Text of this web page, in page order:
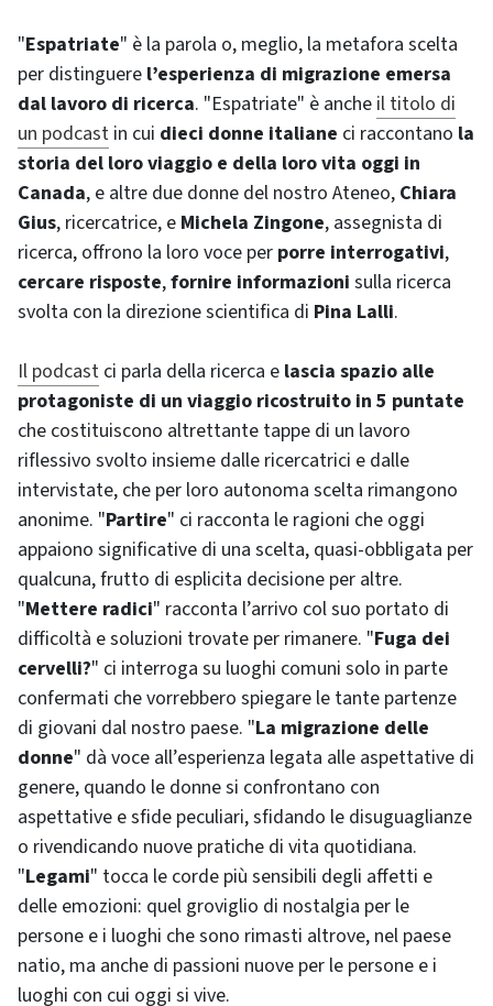
"Espatriate" è la parola o, meglio, la metafora scelta
per distinguere l’esperienza di migrazione emersa
dal lavoro di ricerca. "Espatriate" è anche il titolo di
un podcast in cui dieci donne italiane ci raccontano la
storia del loro viaggio e della loro vita oggi in
Canada, e altre due donne del nostro Ateneo, Chiara
Gius, ricercatrice, e Michela Zingone, assegnista di
ricerca, offrono la loro voce per porre interrogativi,
cercare risposte,fornire informazioni sulla ricerca
svolta con la direzione scientifica di Pina Lalli.
Il podcast ci parla della ricerca e lascia spazio alle
protagoniste di un viaggio ricostruito in 5 puntate
che costituiscono altrettante tappe di un lavoro
riflessivo svolto insieme dalle ricercatrici e dalle
intervistate, che per loro autonoma scelta rimangono
anonime. "Partire" ci racconta le ragioni che oggi
appaiono significative di una scelta, quasi-obbligata per
qualcuna, frutto di esplicita decisione per altre.
"Mettere radici" racconta l’arrivo col suo portato di
difficoltà e soluzioni trovate per rimanere. "Fuga dei
cervelli?" ci interroga su luoghi comuni solo in parte
confermati che vorrebbero spiegare le tante partenze
di giovani dal nostro paese. "La migrazione delle
donne" dà voce all’esperienza legata alle aspettative di
genere, quando le donne si confrontano con
aspettative e sfide peculiari, sfidando le disuguaglianze
o rivendicando nuove pratiche di vita quotidiana.
"Legami" tocca le corde più sensibili degli affetti e
delle emozioni: quel groviglio di nostalgia per le
persone e i luoghi che sono rimasti altrove, nel paese
natio, ma anche di passioni nuove per le persone e i
luoghi con cui oggi si vive.